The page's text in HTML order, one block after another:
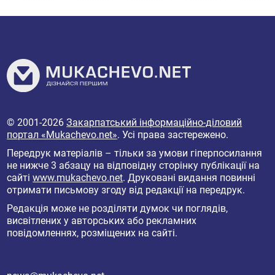
© 2001-2026Закарпатський інформаційно-діловий
портал «Mukachevo.net». Усі права застережено.
Передрук матеріалів – тільки за умови гіперпосилання
не нижче 3 абзацу на відповідну сторінку публікації на
сайтіwww.mukachevo.net. Друковані видання повинні
отримати письмову згоду від редакції на передрук.
Редакція може не розділяти думок чи поглядів,
висвітлених у авторських або рекламних
повідомленнях, розміщених на сайті.